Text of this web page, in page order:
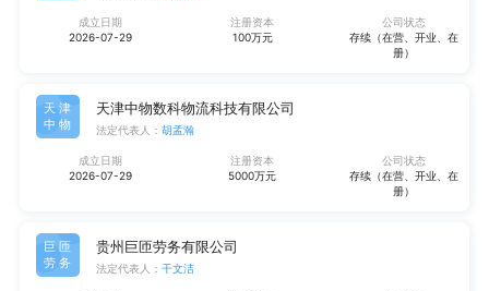
成立日期
2026-07-29
注册资本
100万元
公司状态
存续（在营、开业、在
册）
天津
中物
天津中物数科物流科技有限公司
法定代表人： 胡孟瀚
成立日期
2026-07-29
注册资本
5000万元
公司状态
存续（在营、开业、在
册）
巨匝
劳务
贵州巨匝劳务有限公司
法定代表人： 干文洁